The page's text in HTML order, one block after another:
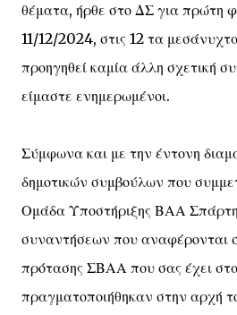
θέματα, ήρθε στο ΔΣ για πρώτη
11/12/2024, στις 12 τα
προηγηθεί καμία άλλη σχετική
είμαστε ενημερωμένοι.
Σύμφωνα και με την έντονη
δημοτικών συμβούλων που
Ομάδα Υποστήριξης ΒΑΑ
συναντήσεων που αναφέρονται
πρότασης ΣΒΑΑ που σας έχει
πραγματοποιήθηκαν στην αρχή